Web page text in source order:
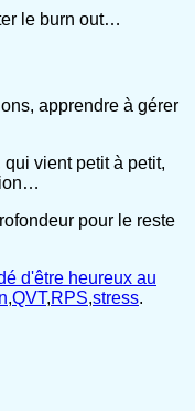
le burn out…
apprendre à gérer
vient petit à petit,
pour le reste
d'être heureux au
,QVT,RPS,stress.